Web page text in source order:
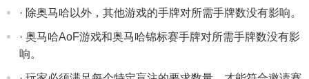
· 除奥马哈以外，其他游戏的手牌对所需手牌数没有影响。
· 奥马哈AoF游戏和奥马哈锦标赛手牌对所需手牌数没有影
响。